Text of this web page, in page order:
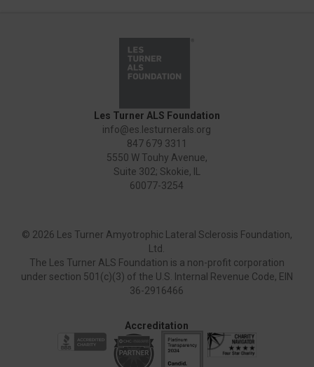
Les Turner ALS Foundation
info@es.lesturnerals.org
847 679 3311
5550 W Touhy Avenue,
Suite 302; Skokie, IL
60077-3254
© 2026 Les Turner Amyotrophic Lateral Sclerosis Foundation,
Ltd.
The Les Turner ALS Foundation is a non-profit corporation
under section 501(c)(3) of the U.S. Internal Revenue Code, EIN
36-2916466
Accreditation